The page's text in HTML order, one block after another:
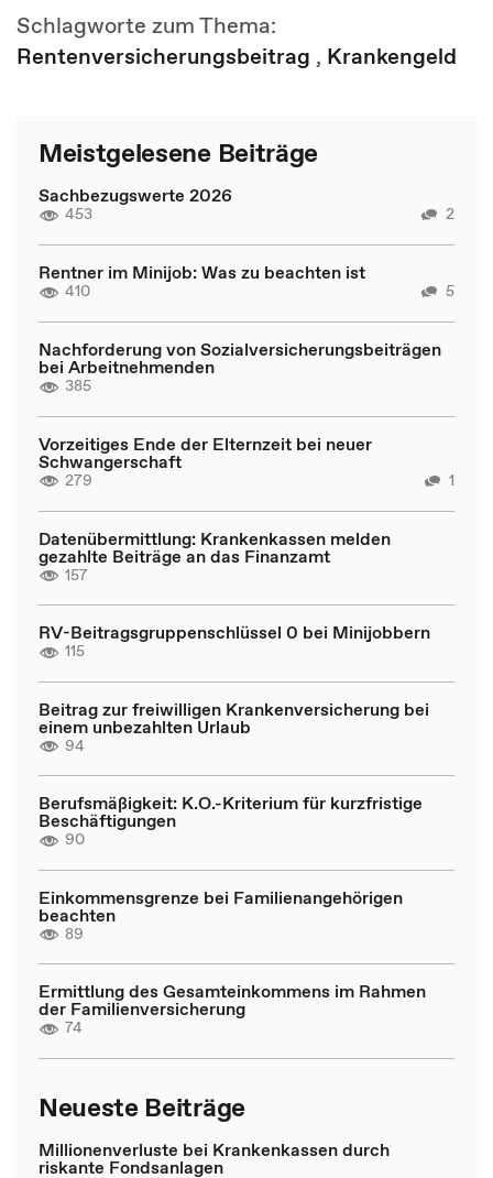
Schlagworte zum Thema:
Rentenversicherungsbeitrag , Krankengeld
Meistgelesene Beiträge
Sachbezugswerte 2026
453 2
Rentner im Minijob: Was zu beachten ist
410 5
Nachforderung von Sozialversicherungsbeiträgen
bei Arbeitnehmenden
385
Vorzeitiges Ende der Elternzeit bei neuer
Schwangerschaft
279 1
Datenübermittlung: Krankenkassen melden
gezahlte Beiträge an das Finanzamt
157
RV-Beitragsgruppenschlüssel 0 bei Minijobbern
115
Beitrag zur freiwilligen Krankenversicherung bei
einem unbezahlten Urlaub
94
Berufsmäßigkeit: K.O.-Kriterium für kurzfristige
Beschäftigungen
90
Einkommensgrenze bei Familienangehörigen
beachten
89
Ermittlung des Gesamteinkommens im Rahmen
der Familienversicherung
74
Neueste Beiträge
Millionenverluste bei Krankenkassen durch
riskante Fondsanlagen